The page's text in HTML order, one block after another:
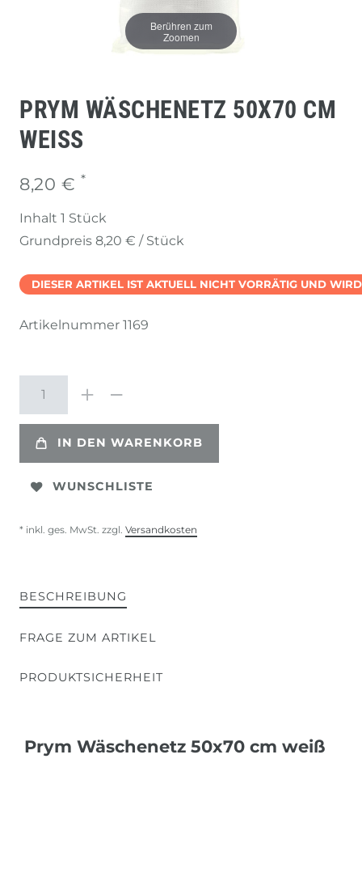
Berühren zum
Zoomen
PRYM WÄSCHENETZ 50X70 CM
WEISS
8,20 € *
Inhalt 1 Stück
Grundpreis 8,20 € / Stück
DIESER ARTIKEL IST AKTUELL NICHT VORRÄTIG UND
Artikelnummer 1169
IN DEN WARENKORB
WUNSCHLISTE
* inkl. ges. MwSt. zzgl. Versandkosten
BESCHREIBUNG
FRAGE ZUM ARTIKEL
PRODUKTSICHERHEIT
Prym Wäschenetz 50x70 cm weiß